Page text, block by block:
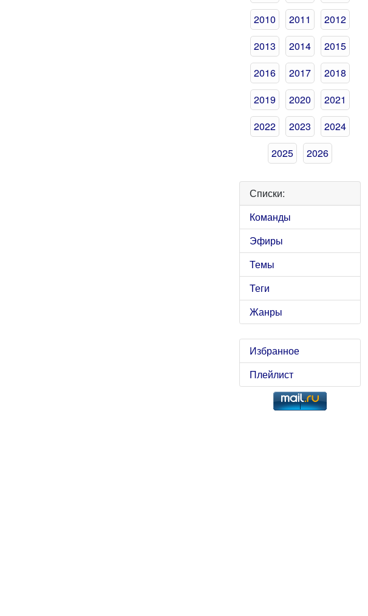
2010
2011
2012
2013
2014
2015
2016
2017
2018
2019
2020
2021
2022
2023
2024
2025
2026
Списки:
Команды
Эфиры
Темы
Теги
Жанры
Избранное
Плейлист